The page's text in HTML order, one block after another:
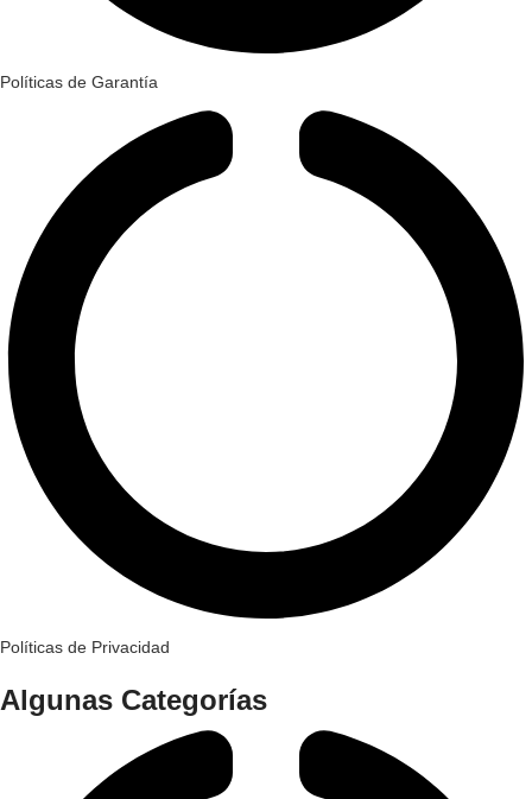
Políticas de Garantía
Políticas de Privacidad
Algunas Categorías